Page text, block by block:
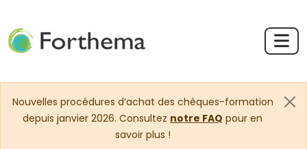
Nouvelles procédures d’achat des chèques-formation
depuis janvier 2026. Consultez notre FAQ pour en
savoir plus !